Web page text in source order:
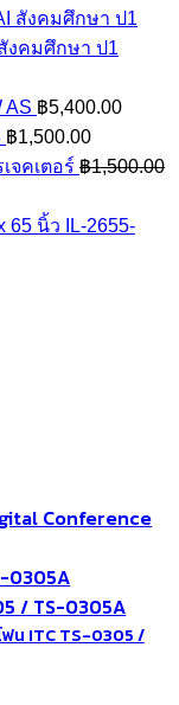
งคมศึกษา ป1
AS ฿5,400.00
฿1,500.00
จคเตอร์ ฿1,500.00
65 นิ้ว IL-2655-
Conference
0305A
/ TS-0305A
น ITC TS-0305 /